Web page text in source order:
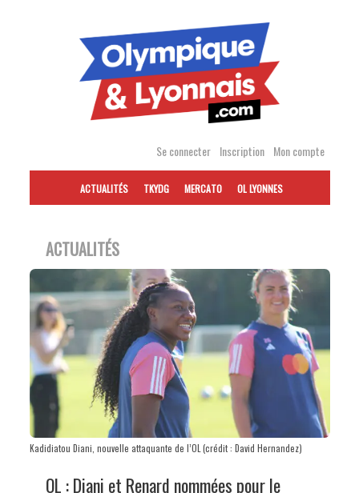
Se connecter Inscription Mon compte
ACTUALITÉS TKYDG MERCATO OL LYONNES
ACTUALITÉS
Kadidiatou Diani, nouvelle attaquante de l’OL (crédit : David Hernandez)
OL : Diani et Renard nommées pour le